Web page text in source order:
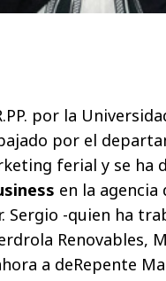
por la
por el
ferial y se ha
en la
Sergio -quien ha
Renovables,
a deRepente